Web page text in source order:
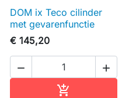
DOM ix Teco cilinder
met gevarenfunctie
€ 145,20
 
